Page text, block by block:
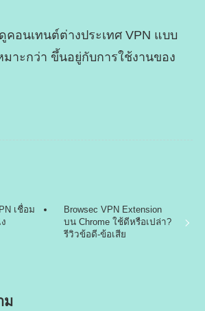
คอนเทนต์ต่างประเทศ VPN แบบ
มาะกว่า ขึ้นอยู่กับการใช้งานของ
เชื่อม
Browsec VPN Extension
บน Chrome ใช้ดีหรือเปล่า?
รีวิวข้อดี-ข้อเสีย
ม